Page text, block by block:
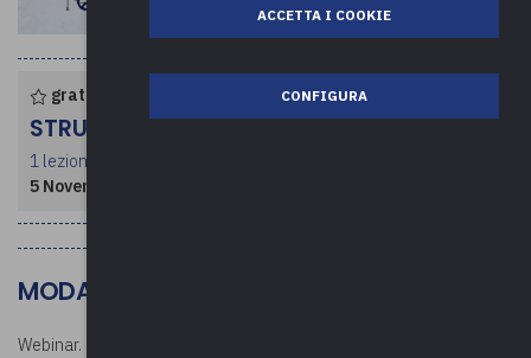
gratuito per enti associati
STRUTTURA CORSO
1 lezione per un totale di 2 ore
5 Novembre 2024
MODALITÀ DI SVOLGIMENTO
Webinar.
ACCETTA I COOKIE
CONFIGURA